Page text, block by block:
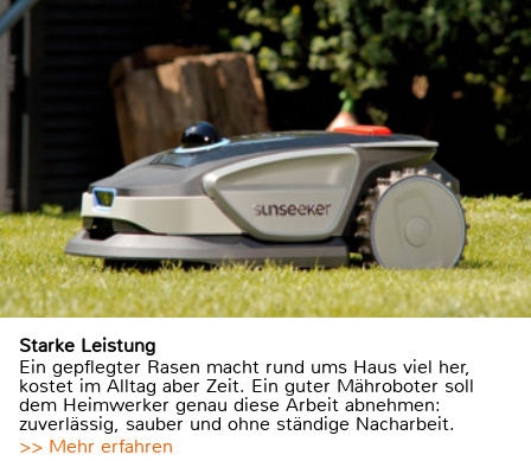
Starke Leistung
Ein gepflegter Rasen macht rund ums Haus viel her,
kostet im Alltag aber Zeit. Ein guter Mähroboter soll
dem Heimwerker genau diese Arbeit abnehmen:
zuverlässig, sauber und ohne ständige Nacharbeit.
>> Mehr erfahren